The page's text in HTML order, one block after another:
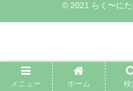
© 2021 らく〜に
メニュー ホーム 検